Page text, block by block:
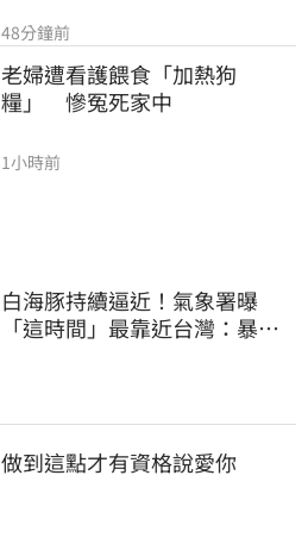
48分鐘前
老婦遭看護餵食「加熱狗
糧」　慘冤死家中
1小時前
白海豚持續逼近！氣象署曝
「這時間」最靠近台灣：暴風
做到這點才有資格說愛你